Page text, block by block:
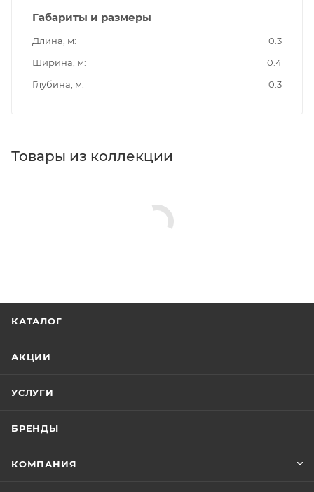
Габариты и размеры
Длина, м
0.3
Ширина, м
0.4
Глубина, м
0.3
Товары из коллекции
КАТАЛОГ
АКЦИИ
УСЛУГИ
БРЕНДЫ
КОМПАНИЯ